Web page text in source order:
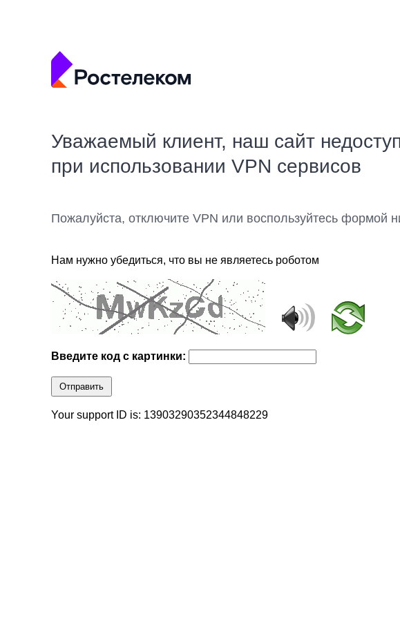
Уважаемый клиент, наш сайт
при использовании VPN сервисов
Пожалуйста, отключите VPN или воспользуйтесь формой
Нам нужно убедиться, что вы не являетесь роботом
Введите код с картинки:
Отправить
Your support ID is: 13903290352344848229